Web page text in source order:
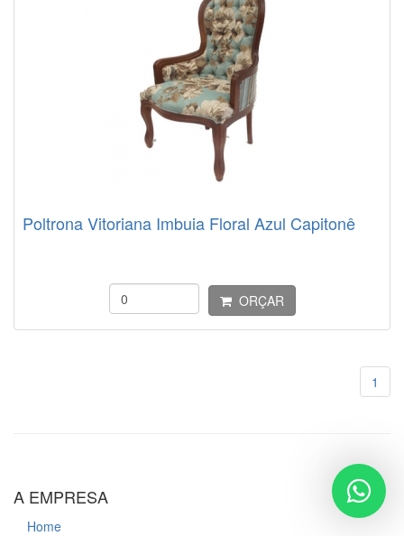
Poltrona Vitoriana Imbuia Floral Azul Capitonê
ORÇAR
1
A EMPRESA
Home